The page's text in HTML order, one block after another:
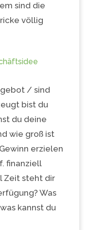
sind die
völlig
/ sind
bist du
du deine
wie groß ist
erzielen
finanziell
Zeit steht dir
Was
kannst du